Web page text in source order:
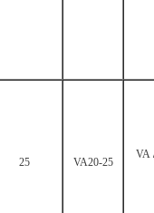
25 VA20-25
VA